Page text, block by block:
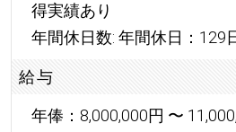
得実績あり
年間休日数: 年間休日：129
給与
年俸：8,000,000円 〜